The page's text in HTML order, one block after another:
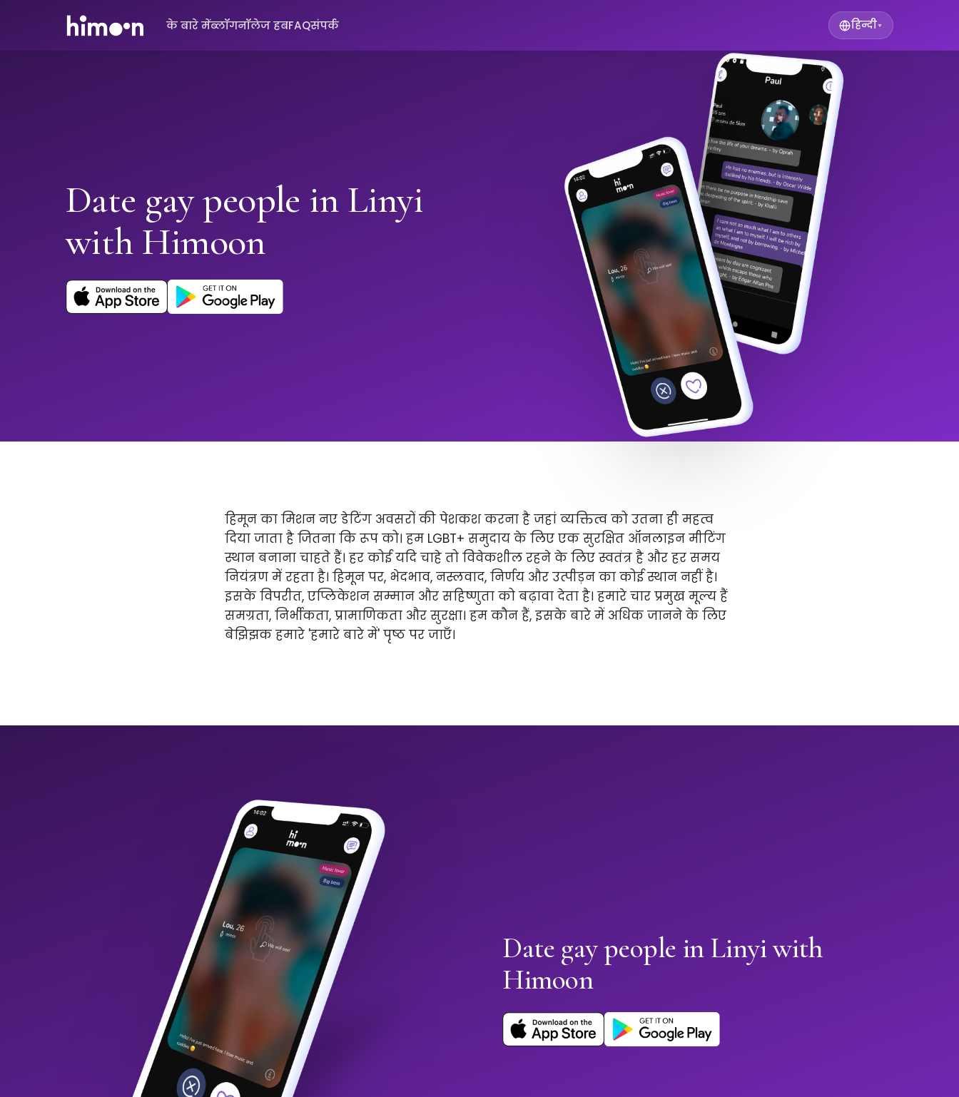
के बारे मेंब्लॉगनॉलेज हबFAQसंपर्क हिन्दी▾
Date gay people in Linyi
with Himoon
हिमून का मिशन नए डेटिंग अवसरों की पेशकश करना है जहां व्यक्तित्व को उतना ही महत्व
दिया जाता है जितना कि रूप को। हम LGBT+ समुदाय के लिए एक सुरक्षित ऑनलाइन मीटिंग
स्थान बनाना चाहते हैं। हर कोई यदि चाहे तो विवेकशील रहने के लिए स्वतंत्र है और हर समय
नियंत्रण में रहता है। हिमून पर, भेदभाव, नस्लवाद, निर्णय और उत्पीड़न का कोई स्थान नहीं है।
इसके विपरीत, एप्लिकेशन सम्मान और सहिष्णुता को बढ़ावा देता है। हमारे चार प्रमुख मूल्य हैं
समग्रता, निर्भीकता, प्रामाणिकता और सुरक्षा। हम कौन हैं, इसके बारे में अधिक जानने के लिए
बेझिझक हमारे 'हमारे बारे में' पृष्ठ पर जाएँ।
Date gay people in Linyi with
Himoon